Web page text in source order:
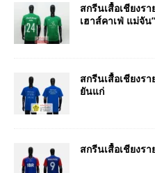
สกรีนเสื้อเชียงร
เฮาส์คาเฟ่ แม่จัน
สกรีนเสื้อเชียงร
ยันแก่
สกรีนเสื้อเชียงร